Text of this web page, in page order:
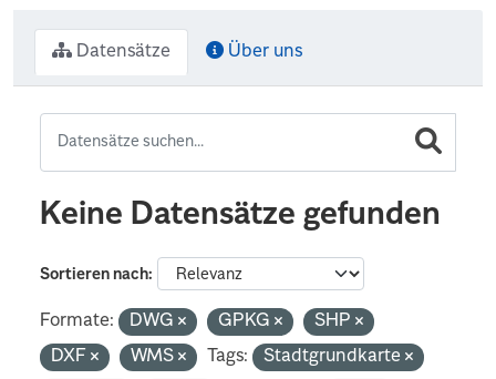
Datensätze Über uns
Keine Datensätze gefunden
Sortieren nach
Formate: DWG GPKG
SHP
DXF
WMS Tags:
Stadtgrundkarte